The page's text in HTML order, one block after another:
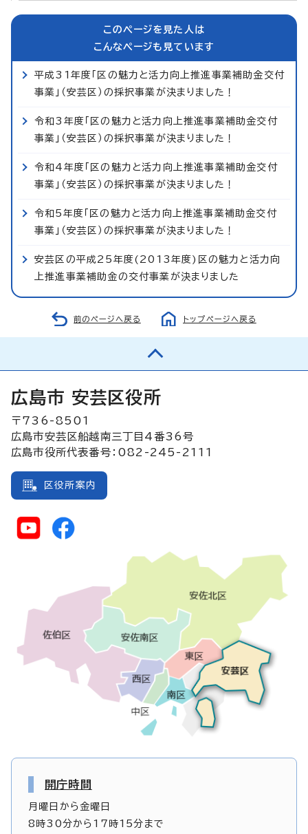
このページを見た人は
こんなページも見ています
平成31年度「区の魅力と活力向上推進事業補助金交付
事業」（安芸区）の採択事業が決まりました！
令和3年度「区の魅力と活力向上推進事業補助金交付
事業」（安芸区）の採択事業が決まりました！
令和4年度「区の魅力と活力向上推進事業補助金交付
事業」（安芸区）の採択事業が決まりました！
令和5年度「区の魅力と活力向上推進事業補助金交付
事業」（安芸区）の採択事業が決まりました！
安芸区の平成25年度(2013年度)区の魅力と活力向
上推進事業補助金の交付事業が決まりました
前のページへ戻る トップページへ戻る
広島市 安芸区役所
〒736-8501
広島市安芸区船越南三丁目4番36号
広島市役所代表番号：082-245-2111
区役所案内
開庁時間
月曜日から金曜日
8時30分から17時15分まで